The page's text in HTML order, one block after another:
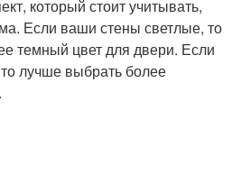
который стоит учитывать,
Если ваши стены светлые, то
темный цвет для двери. Если
лучше выбрать более